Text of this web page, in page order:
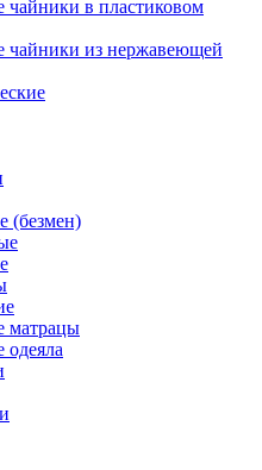
чайники в пластиковом
чайники из нержавеющей
(безмен)
матрацы
одеяла